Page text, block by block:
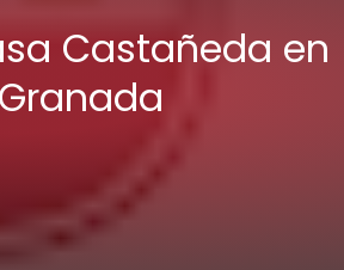
Castañeda en